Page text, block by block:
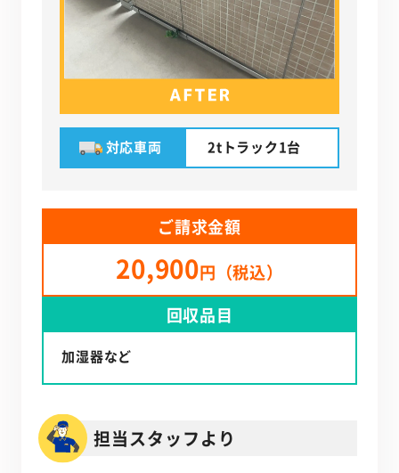
対応車両 2tトラック1台
ご請求金額
20,900円（税込）
回収品目
加湿器など
担当スタッフより